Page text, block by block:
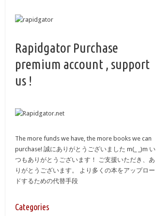
Rapidgator Purchase
premium account , support
us !
The more funds we have, the more books we can
purchase! 誠にありがとうございました m(_ _)m い
つもありがとうございます！ ご支援いただき、あ
りがとうございます。 より多くの本をアップロー
ドするための代替手段
Categories